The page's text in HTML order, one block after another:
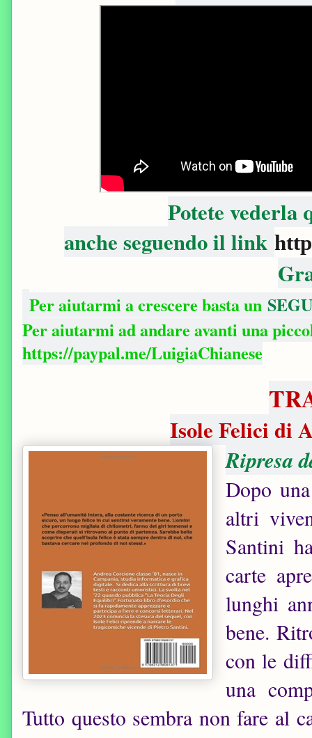
Potete vederla
anche seguendo il link
Per aiutarmi a crescere basta un
Per aiutarmi ad andare avanti una
https://paypal.me/LuigiaChianese
Isole Felici di
Ripresa
Dopo
altri
Santini
carte
lunghi
bene.
con le
una
Tutto questo sembra non fare al